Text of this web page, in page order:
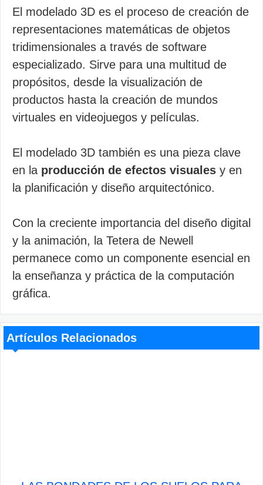
El modelado 3D es el proceso de creación de
representaciones matemáticas de objetos
tridimensionales a través de software
especializado. Sirve para una multitud de
propósitos, desde la visualización de
productos hasta la creación de mundos
virtuales en videojuegos y películas.
El modelado 3D también es una pieza clave
en la producción de efectos visuales y en
la planificación y diseño arquitectónico.
Con la creciente importancia del diseño digital
y la animación, la Tetera de Newell
permanece como un componente esencial en
la enseñanza y práctica de la computación
gráfica.
Artículos Relacionados